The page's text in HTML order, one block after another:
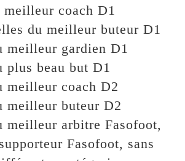
meilleur coach D1
du meilleur buteur D1
meilleur gardien D1
plus beau but D1
meilleur coach D2
meilleur buteur D2
meilleur arbitre Fasofoot,
Fasofoot, sans